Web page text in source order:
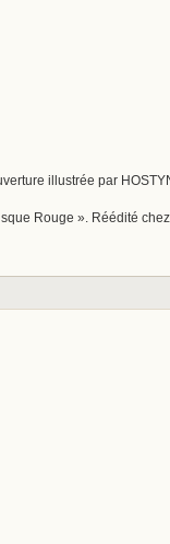
illustrée par
Rouge ». Réédité